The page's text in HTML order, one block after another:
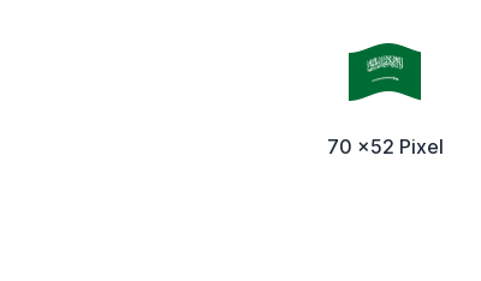
70 x52 Pixel